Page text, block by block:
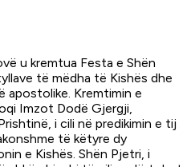
u kremtua Festa e Shën
të mëdha të Kishës dhe
apostolike. Kremtimin e
Imzot Dodë Gjergji,
i cili në predikimin e tij
të këtyre dy
e Kishës. Shën Pjetri, i